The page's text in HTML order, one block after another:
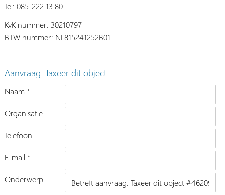
Tel: 085-222.13.80
KvK nummer: 30210797
BTW nummer: NL815241252B01
Aanvraag: Taxeer dit object
Naam *
Organisatie
Telefoon
E-mail *
Onderwerp